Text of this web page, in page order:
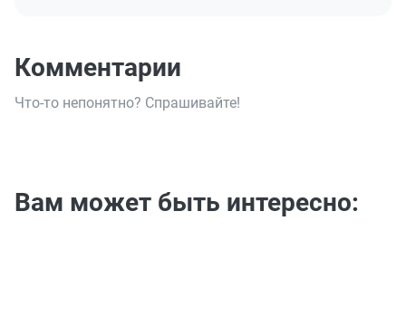
Комментарии
Что-то непонятно? Спрашивайте!
Вам может быть интересно: